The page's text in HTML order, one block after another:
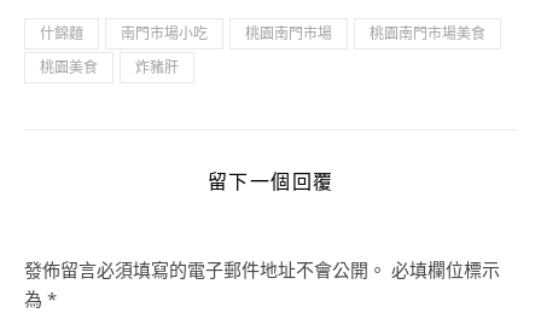
什錦麵 南門市場小吃 桃園南門市場
桃園南門市場美食
桃園美食
炸豬肝
留下一個回覆
發佈留言必須填寫的電子郵件地址不會公開。 必填欄位標示
為 *